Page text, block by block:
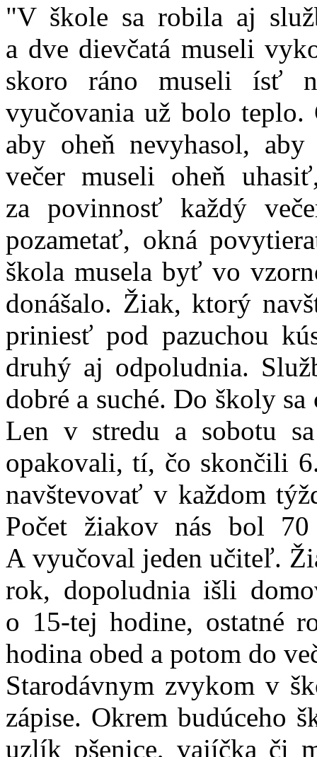
"V škole sa robila aj
a dve dievčatá museli
skoro ráno museli ísť
vyučovania už bolo teplo.
aby oheň nevyhasol,
večer museli oheň
za povinnosť každý
pozametať, okná
škola musela byť vo
donášalo. Žiak, ktorý
priniesť pod pazuchou
druhý aj odpoludnia.
dobré a suché. Do školy
Len v stredu a sobotu
opakovali, tí, čo skončili
navštevovať v každom
Počet žiakov nás bol
A vyučoval jeden učiteľ.
rok, dopoludnia išli
o 15-tej hodine, ostatné
hodina obed a potom do
Starodávnym zvykom v
zápise. Okrem budúceho
uzlík pšenice, vajíčka či